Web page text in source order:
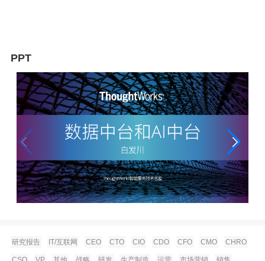
PPT
研究报告 IT/互联网 CEO CTO CIO CDO CFO CMO CHRO